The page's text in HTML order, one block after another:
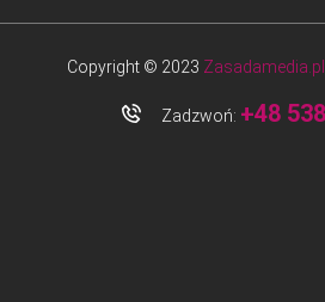
Copyright © 2023 Zasadamedia.pl
Zadzwoń: +48